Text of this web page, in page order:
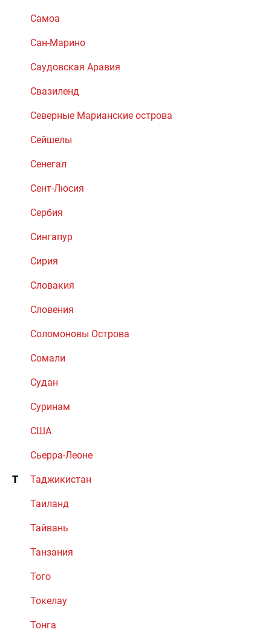
Самоа
Сан-Марино
Саудовская Аравия
Свазиленд
Северные Марианские острова
Сейшелы
Сенегал
Сент-Люсия
Сербия
Сингапур
Сирия
Словакия
Словения
Соломоновы Острова
Сомали
Судан
Суринам
США
Сьерра-Леоне
Т Таджикистан
Таиланд
Тайвань
Танзания
Того
Токелау
Тонга